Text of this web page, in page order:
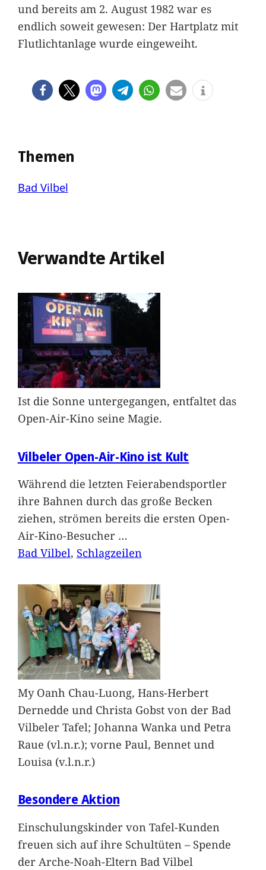
und bereits am 2. August 1982 war es
endlich soweit gewesen: Der Hartplatz mit
Flutlichtanlage wurde eingeweiht.
Themen
Bad Vilbel
Verwandte Artikel
Ist die Sonne untergegangen, entfaltet das
Open-Air-Kino seine Magie.
Vilbeler Open-Air-Kino ist Kult
Während die letzten Feierabendsportler
ihre Bahnen durch das große Becken
ziehen, strömen bereits die ersten Open-
Air-Kino-Besucher …
Bad Vilbel, Schlagzeilen
My Oanh Chau-Luong, Hans-Herbert
Dernedde und Christa Gobst von der Bad
Vilbeler Tafel; Johanna Wanka und Petra
Raue (vl.n.r.); vorne Paul, Bennet und
Louisa (v.l.n.r.)
Besondere Aktion
Einschulungskinder von Tafel-Kunden
freuen sich auf ihre Schultüten – Spende
der Arche-Noah-Eltern Bad Vilbel